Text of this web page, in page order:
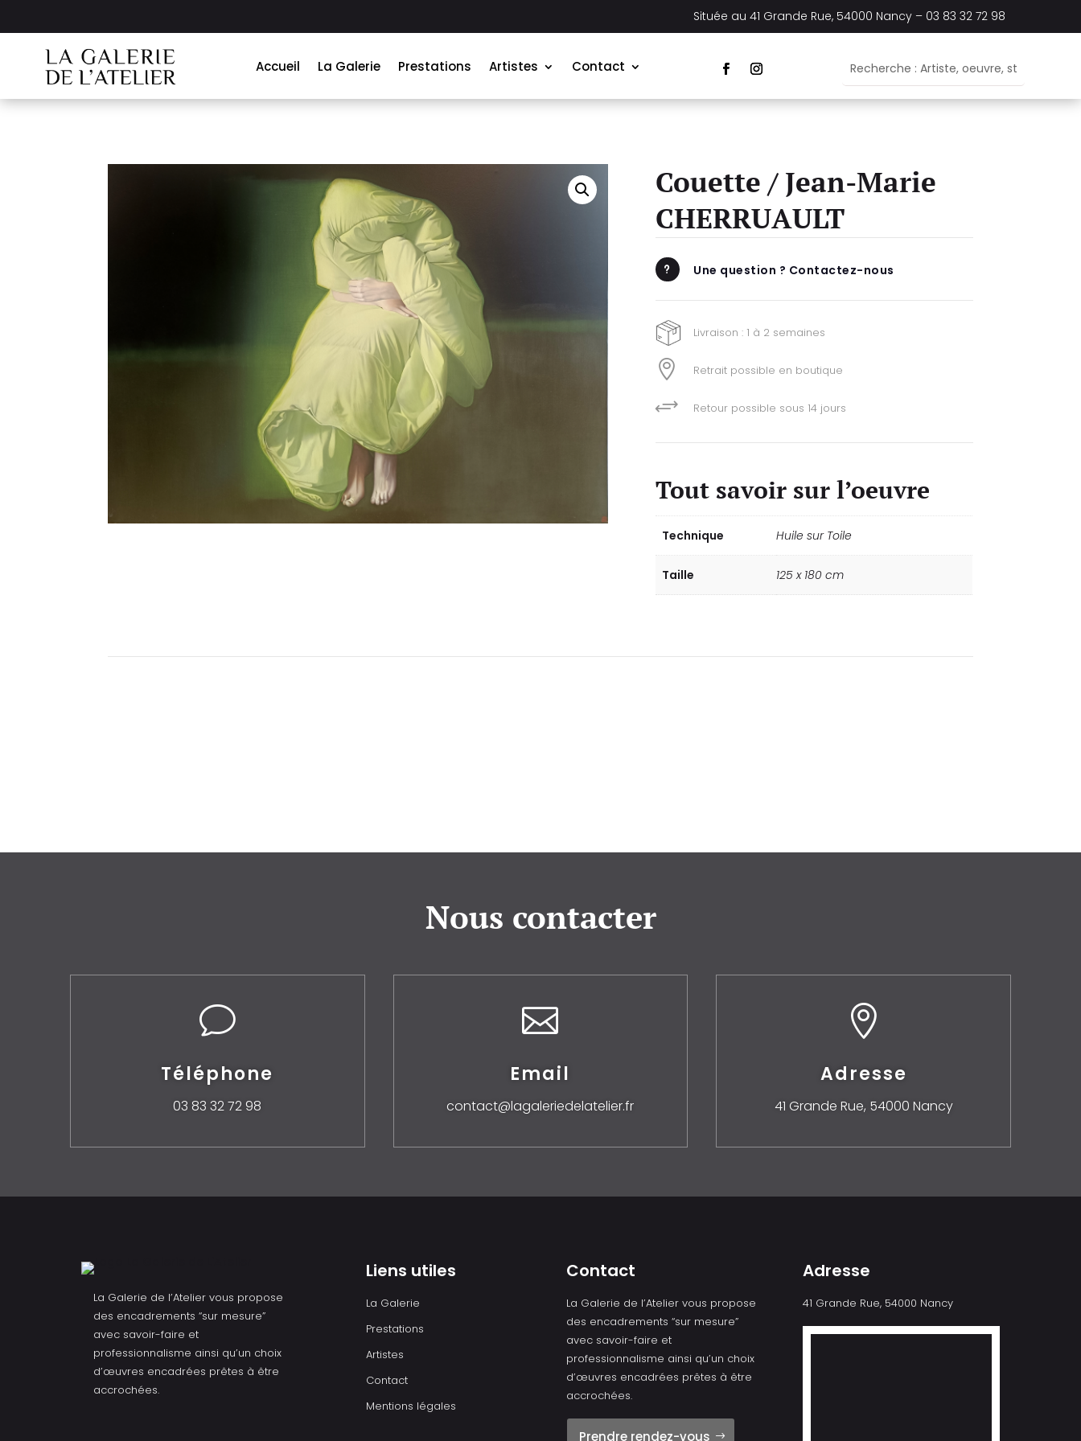
Située au 41 Grande Rue, 54000 Nancy – 03 83 32 72 98
Accueil La Galerie Prestations Artistes Contact
Couette / Jean-Marie
CHERRUAULT
u Une question ? Contactez-nous
Livraison : 1 à 2 semaines
 Retrait possible en boutique
+ Retour possible sous 14 jours
Tout savoir sur l’oeuvre
Technique Huile sur Toile
Taille 125 x 180 cm
Nous contacter
v
Téléphone
03 83 32 72 98

Email
contact@lagaleriedelatelier.fr

Adresse
41 Grande Rue, 54000 Nancy
La Galerie de l’Atelier vous propose
des encadrements “sur mesure”
avec savoir-faire et
professionnalisme ainsi qu’un choix
d’œuvres encadrées prêtes à être
accrochées.
Liens utiles
La Galerie
Prestations
Artistes
Contact
Mentions légales
Contact
La Galerie de l’Atelier vous propose
des encadrements “sur mesure”
avec savoir-faire et
professionnalisme ainsi qu’un choix
d’œuvres encadrées prêtes à être
accrochées.
Prendre rendez-vous
Adresse
41 Grande Rue, 54000 Nancy